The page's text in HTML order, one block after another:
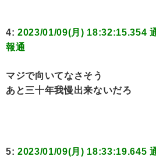
4: 2023/01/09(月) 18:32:15.354
報通
マジで向いてなさそう
あと三十年我慢出来ないだろ
5: 2023/01/09(月) 18:33:19.645